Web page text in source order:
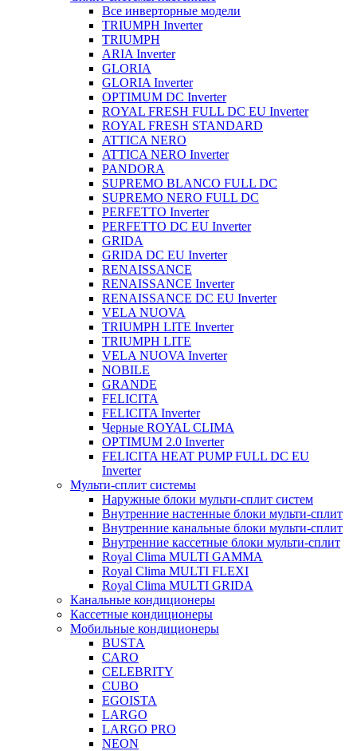
Все инверторные модели
TRIUMPH Inverter
TRIUMPH
ARIA Inverter
GLORIA
GLORIA Inverter
OPTIMUM DC Inverter
ROYAL FRESH FULL DC EU Inverter
ROYAL FRESH STANDARD
ATTICA NERO
ATTICA NERO Inverter
PANDORA
SUPREMO BLANCO FULL DC
SUPREMO NERO FULL DC
PERFETTO Inverter
PERFETTO DC EU Inverter
GRIDA
GRIDA DC EU Inverter
RENAISSANCE
RENAISSANCE Inverter
RENAISSANCE DC EU Inverter
VELA NUOVA
TRIUMPH LITE Inverter
TRIUMPH LITE
VELA NUOVA Inverter
NOBILE
GRANDE
FELICITA
FELICITA Inverter
Черные ROYAL CLIMA
OPTIMUM 2.0 Inverter
FELICITA HEAT PUMP FULL DC EU
Inverter
Мульти-сплит системы
Наружные блоки мульти-сплит систем
Внутренние настенные блоки мульти-сплит
Внутренние канальные блоки мульти-сплит
Внутренние кассетные блоки мульти-сплит
Royal Clima MULTI GAMMA
Royal Clima MULTI FLEXI
Royal Clima MULTI GRIDA
Канальные кондиционеры
Кассетные кондиционеры
Мобильные кондиционеры
BUSTА
CARO
CELEBRITY
CUBO
EGOISTA
LARGO
LARGO PRO
NEON